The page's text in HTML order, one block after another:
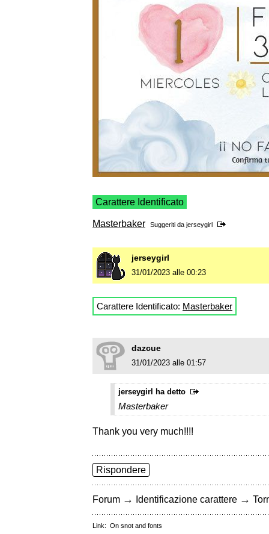
Carattere Identificato
Masterbaker Suggeriti da jerseygirl
jerseygirl
31/01/2023 alle 00:23
Carattere Identificato: Masterbaker
dazcue
31/01/2023 alle 01:57
jerseygirl ha detto
Masterbaker
Thank you very much!!!!
Rispondere
Forum → Identificazione carattere →
Link: On snot and fonts